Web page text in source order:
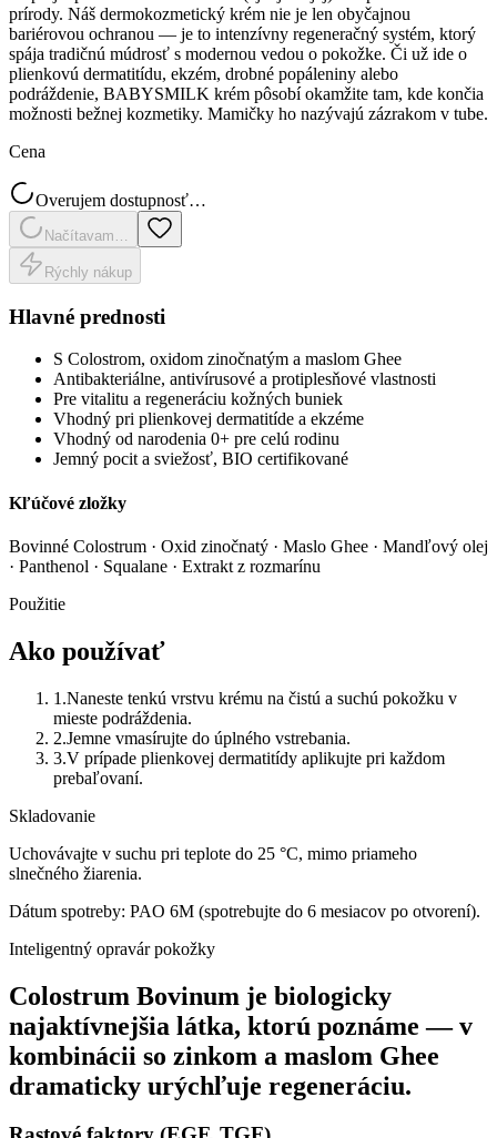
prírody. Náš dermokozmetický krém nie je len obyčajnou
bariérovou ochranou — je to intenzívny regeneračný systém, ktorý
spája tradičnú múdrosť s modernou vedou o pokožke. Či už ide o
plienkovú dermatitídu, ekzém, drobné popáleniny alebo
podráždenie, BABYSMILK krém pôsobí okamžite tam, kde končia
možnosti bežnej kozmetiky. Mamičky ho nazývajú zázrakom v tube.
Cena
Overujem dostupnosť…
Načítavam…
Rýchly nákup
Hlavné prednosti
S Colostrom, oxidom zinočnatým a maslom Ghee
Antibakteriálne, antivírusové a protiplesňové vlastnosti
Pre vitalitu a regeneráciu kožných buniek
Vhodný pri plienkovej dermatitíde a ekzéme
Vhodný od narodenia 0+ pre celú rodinu
Jemný pocit a sviežosť, BIO certifikované
Kľúčové zložky
Bovinné Colostrum · Oxid zinočnatý · Maslo Ghee · Mandľový olej
· Panthenol · Squalane · Extrakt z rozmarínu
Použitie
Ako používať
1 .Naneste tenkú vrstvu krému na čistú a suchú pokožku v
mieste podráždenia.
2.Jemne vmasírujte do úplného vstrebania.
3.V prípade plienkovej dermatitídy aplikujte pri každom
prebaľovaní.
Skladovanie
Uchovávajte v suchu pri teplote do 25 °C, mimo priameho
slnečného žiarenia.
Dátum spotreby: PAO 6M (spotrebujte do 6 mesiacov po otvorení).
Inteligentný opravár pokožky
Colostrum Bovinum je biologicky
najaktívnejšia látka, ktorú poznáme — v
kombinácii so zinkom a maslom Ghee
dramaticky urýchľuje regeneráciu.